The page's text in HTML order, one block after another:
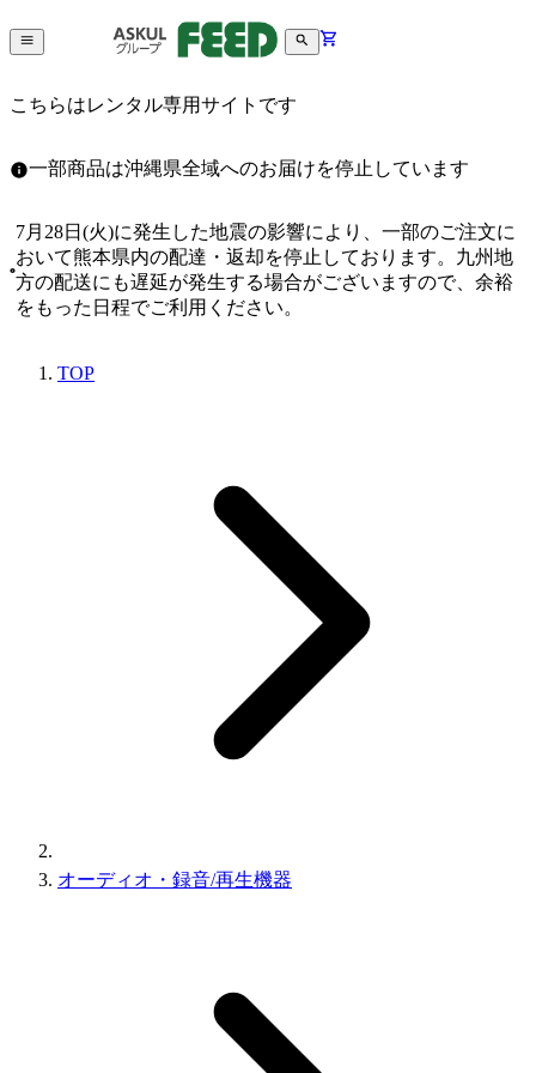
こちらはレンタル専用サイトです
一部商品は沖縄県全域へのお届けを停止しています
7月28日(火)に発生した地震の影響により、一部のご注文に
おいて熊本県内の配達・返却を停止しております。九州地
方の配送にも遅延が発生する場合がございますので、余裕
をもった日程でご利用ください。
TOP
オーディオ・録音/再生機器